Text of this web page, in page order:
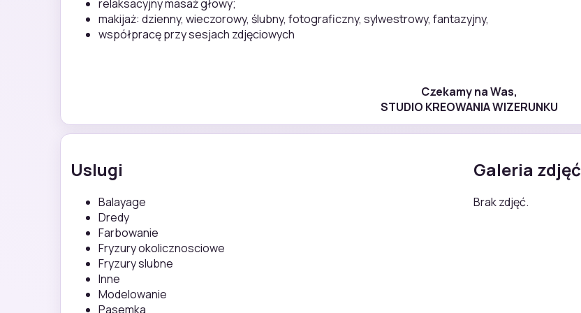
relaksacyjny masaż głowy;
makijaż: dzienny, wieczorowy, ślubny, fotograficzny, sylwestrowy, fantazyjny,
współpracę przy sesjach zdjęciowych
Czekamy na Was,
STUDIO KREOWANIA WIZERUNKU
Uslugi
Balayage
Dredy
Farbowanie
Fryzury okolicznosciowe
Fryzury slubne
Inne
Modelowanie
Pasemka
Galeria zdjęć
Brak zdjęć.